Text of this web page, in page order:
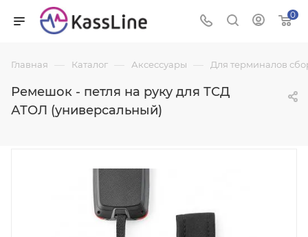
0
Главная — Каталог — Аксессуары — Для терминалов
Ремешок - петля на руку для ТСД
АТОЛ (универсальный)